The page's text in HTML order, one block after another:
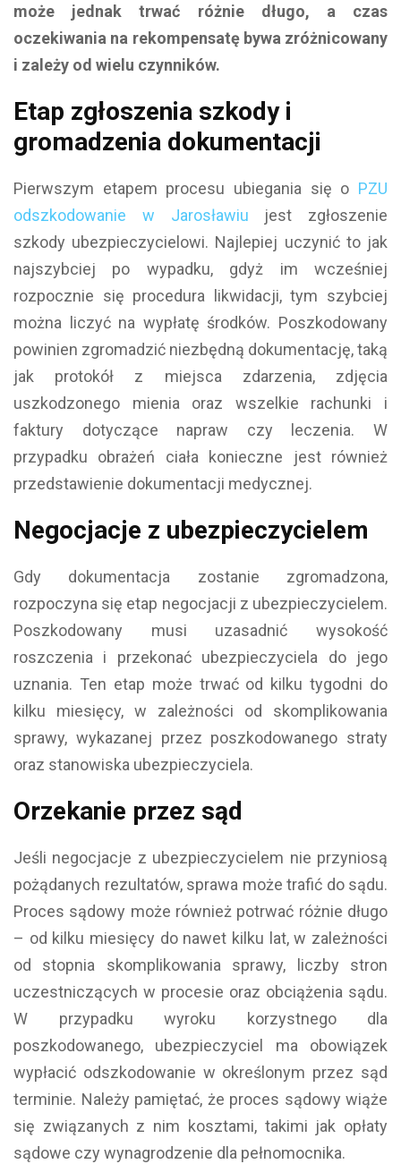
może jednak trwać różnie długo, a czas
oczekiwania na rekompensatę bywa zróżnicowany
i zależy od wielu czynników.
Etap zgłoszenia szkody i
gromadzenia dokumentacji
Pierwszym etapem procesu ubiegania się o PZU
odszkodowanie w Jarosławiu jest zgłoszenie
szkody ubezpieczycielowi. Najlepiej uczynić to jak
najszybciej po wypadku, gdyż im wcześniej
rozpocznie się procedura likwidacji, tym szybciej
można liczyć na wypłatę środków. Poszkodowany
powinien zgromadzić niezbędną dokumentację, taką
jak protokół z miejsca zdarzenia, zdjęcia
uszkodzonego mienia oraz wszelkie rachunki i
faktury dotyczące napraw czy leczenia. W
przypadku obrażeń ciała konieczne jest również
przedstawienie dokumentacji medycznej.
Negocjacje z ubezpieczycielem
Gdy dokumentacja zostanie zgromadzona,
rozpoczyna się etap negocjacji z ubezpieczycielem.
Poszkodowany musi uzasadnić wysokość
roszczenia i przekonać ubezpieczyciela do jego
uznania. Ten etap może trwać od kilku tygodni do
kilku miesięcy, w zależności od skomplikowania
sprawy, wykazanej przez poszkodowanego straty
oraz stanowiska ubezpieczyciela.
Orzekanie przez sąd
Jeśli negocjacje z ubezpieczycielem nie przyniosą
pożądanych rezultatów, sprawa może trafić do sądu.
Proces sądowy może również potrwać różnie długo
– od kilku miesięcy do nawet kilku lat, w zależności
od stopnia skomplikowania sprawy, liczby stron
uczestniczących w procesie oraz obciążenia sądu.
W przypadku wyroku korzystnego dla
poszkodowanego, ubezpieczyciel ma obowiązek
wypłacić odszkodowanie w określonym przez sąd
terminie. Należy pamiętać, że proces sądowy wiąże
się związanych z nim kosztami, takimi jak opłaty
sądowe czy wynagrodzenie dla pełnomocnika.